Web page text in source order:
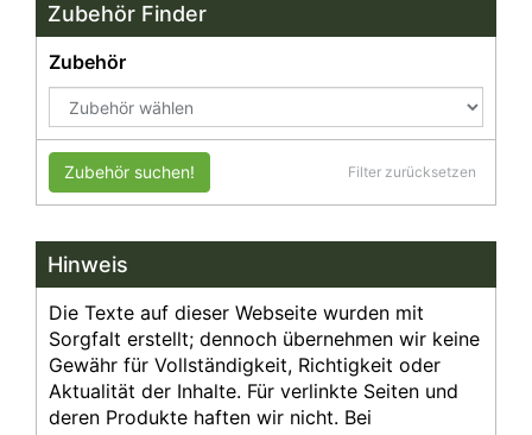
Zubehör Finder
Zubehör
Filter zurücksetzen
Zubehör suchen!
Hinweis
Die Texte auf dieser Webseite wurden mit
Sorgfalt erstellt; dennoch übernehmen wir keine
Gewähr für Vollständigkeit, Richtigkeit oder
Aktualität der Inhalte. Für verlinkte Seiten und
deren Produkte haften wir nicht. Bei